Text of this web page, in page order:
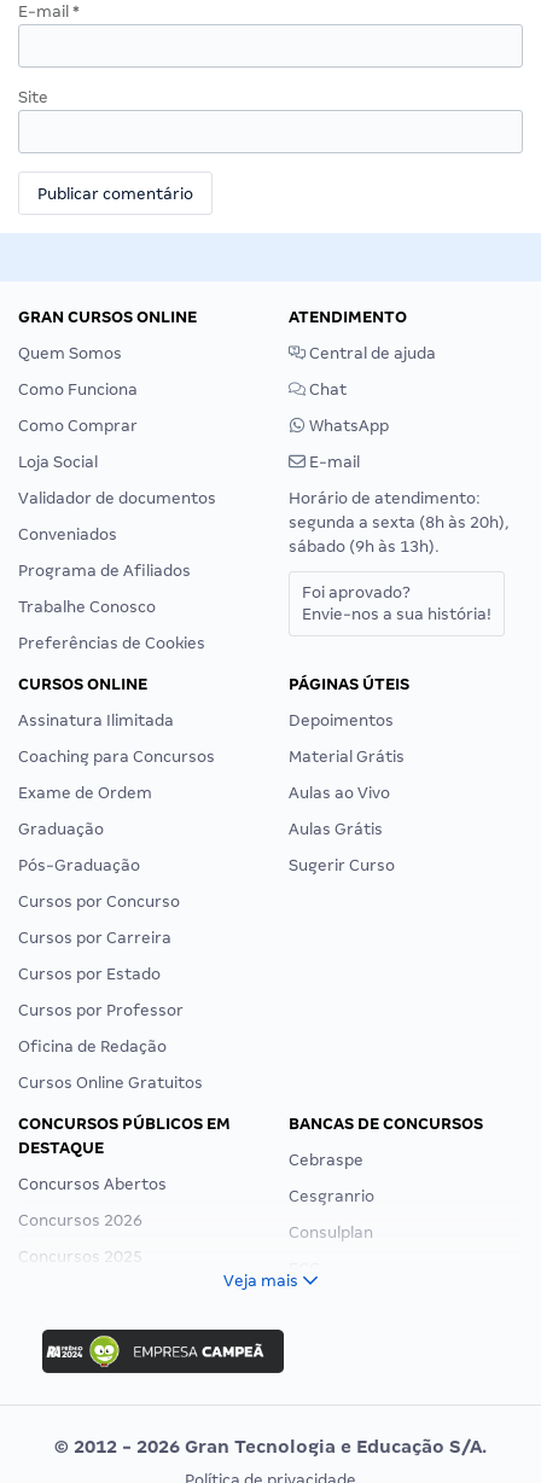
E-mail *
Site
GRAN CURSOS ONLINE
Quem Somos
Como Funciona
Como Comprar
Loja Social
Validador de documentos
Conveniados
Programa de Afiliados
Trabalhe Conosco
Preferências de Cookies
ATENDIMENTO
Central de ajuda
Chat
WhatsApp
E-mail
Horário de atendimento:
segunda a sexta (8h às 20h),
sábado (9h às 13h).
Foi aprovado?
Envie-nos a sua história!
CURSOS ONLINE
Assinatura Ilimitada
Coaching para Concursos
Exame de Ordem
Graduação
Pós-Graduação
Cursos por Concurso
Cursos por Carreira
Cursos por Estado
Cursos por Professor
Oficina de Redação
Cursos Online Gratuitos
PÁGINAS ÚTEIS
Depoimentos
Material Grátis
Aulas ao Vivo
Aulas Grátis
Sugerir Curso
CONCURSOS PÚBLICOS EM
DESTAQUE
Concursos Abertos
Concursos 2026
Concursos 2025
Concurso Ibama
Concurso MPU
Editais publicados
BANCAS DE CONCURSOS
Cebraspe
Cesgranrio
Consulplan
Vunesp
Veja mais
© 2012 - 2026 Gran Tecnologia e Educação S/A.